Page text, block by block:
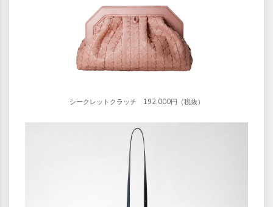
シークレットクラッチ 192,000円（税抜）